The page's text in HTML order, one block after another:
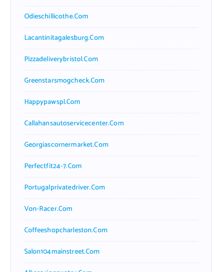
Odieschillicothe.com
Lacantinitagalesburg.com
Pizzadeliverybristol.com
Greenstarsmogcheck.com
Happypawspl.com
Callahansautoservicecenter.com
Georgiascornermarket.com
Perfectfit24-7.com
Portugalprivatedriver.com
Von-Racer.com
Coffeeshopcharleston.com
Salon104mainstreet.com